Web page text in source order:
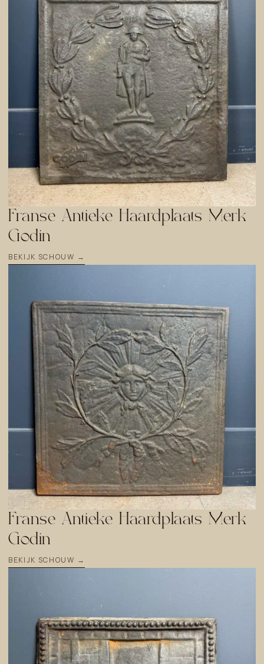
Franse Antieke Haardplaats Merk
Godin
BEKIJK SCHOUW →
Franse Antieke Haardplaats Merk
Godin
BEKIJK SCHOUW →